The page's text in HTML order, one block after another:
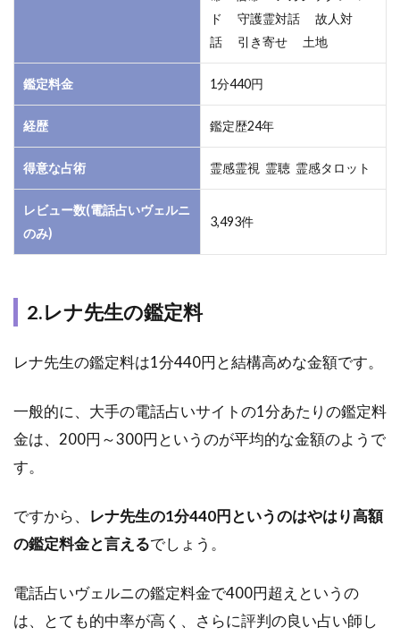
話
占
い
ヴ
ェ
ル
レ
ナ
先
口
評
2.1
1.電
ニで
の口
コミ
2.2
ラス
ド 守護霊対話 故人対
話 引き寄せ 土地
鑑定料金 1分440円
経歴 鑑定歴24年
得意な占術 霊感霊視 霊聴 霊感タロット
レビュー数(電話占いヴェルニ
のみ)
3,493件
2.レナ先生の鑑定料
レナ先生の鑑定料は1分440円と結構高めな金額です。
一般的に、大手の電話占いサイトの1分あたりの鑑定料
金は、200円～300円というのが平均的な金額のようで
す。
ですから、 レナ先生の1分440円というのはやはり高額
の鑑定料金と言えるでしょう。
電話占いヴェルニの鑑定料金で400円超えというの
は、とても的中率が高く、さらに評判の良い占い師し